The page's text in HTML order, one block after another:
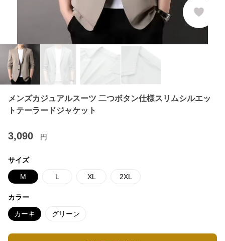
メンズカジュアルスーツ 二つボタン仕様スリムシルエッ
トテーラードジャケット
3,090 円
サイズ
M L XL 2XL
カラー
カーキ グリーン